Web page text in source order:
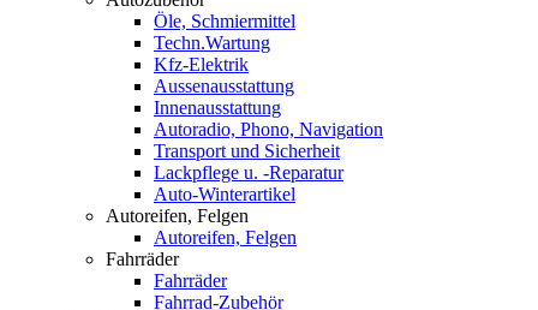
Öle, Schmiermittel
Techn.Wartung
Kfz-Elektrik
Aussenausstattung
Innenausstattung
Autoradio, Phono, Navigation
Transport und Sicherheit
Lackpflege u. -Reparatur
Auto-Winterartikel
Autoreifen, Felgen
Autoreifen, Felgen
Fahrräder
Fahrräder
Fahrrad-Zubehör